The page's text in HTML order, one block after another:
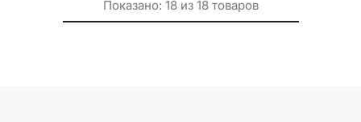
Показано: 18из 18 товаров